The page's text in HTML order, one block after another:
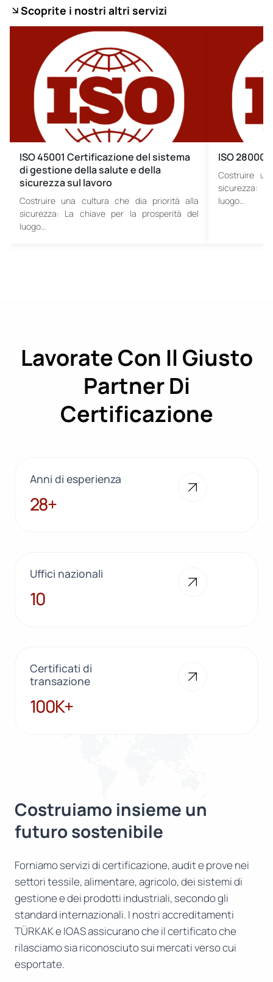
Scoprite i nostri altri servizi
ISO 45001 Certificazione del sistema
di gestione della salute e della
sicurezza sul lavoro
Costruire una cultura che dia priorità alla
sicurezza: La chiave per la prosperità del
luogo…
ISO 28000
Costruire
sicurezza:
luogo…
Lavorate Con Il Giusto
Partner Di
Certificazione
Anni di esperienza
28+
28+
Uffici nazionali
10
10
Certificati di
transazione
100K+
100K+
Costruiamo insieme un
futuro sostenibile
Forniamo servizi di certificazione, audit e prove nei
settori tessile, alimentare, agricolo, dei sistemi di
gestione e dei prodotti industriali, secondo gli
standard internazionali. I nostri accreditamenti
TÜRKAK e IOAS assicurano che il certificato che
rilasciamo sia riconosciuto sui mercati verso cui
esportate.